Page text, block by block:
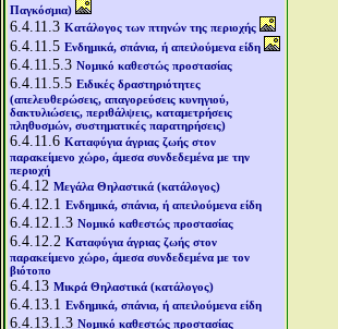
Παγκόσμια)
6.4.11.3 Κατάλογος των πτηνών της περιοχής
6.4.11.5 Ενδημικά, σπάνια, ή απειλούμενα είδη
6.4.11.5.3 Νομικό καθεστώς προστασίας
6.4.11.5.5 Ειδικές δραστηριότητες
(απελευθερώσεις, απαγορεύσεις κυνηγιού,
δακτυλιώσεις, περιθάλψεις, καταμετρήσεις
πληθυσμών, συστηματικές παρατηρήσεις)
6.4.11.6 Καταφύγια άγριας ζωής στον
παρακείμενο χώρο, άμεσα συνδεδεμένα με την
περιοχή
6.4.12 Μεγάλα Θηλαστικά (κατάλογος)
6.4.12.1 Ενδημικά, σπάνια, ή απειλούμενα είδη
6.4.12.1.3 Νομικό καθεστώς προστασίας
6.4.12.2 Καταφύγια άγριας ζωής στον
παρακείμενο χώρο, άμεσα συνδεδεμένα με τον
βιότοπο
6.4.13 Μικρά Θηλαστικά (κατάλογος)
6.4.13.1 Ενδημικά, σπάνια, ή απειλούμενα είδη
6.4.13.1.3 Νομικό καθεστώς προστασίας